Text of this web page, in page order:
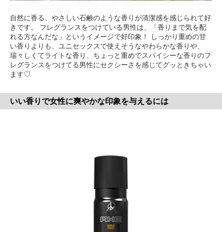
自然に香る、やさしい石鹸のような香りが清潔感を感じられて好
きです。 フレグランスをつけている男性は、「香りまで気を配
れる方なんだな」というイメージで好印象！ しっかり重めの甘
い香りよりも、ユニセックスで使えそうなやわらかな香りや、
瑞々しくてライトな香り、ちょっと重めでスパイシーな香りのフ
レグランスをつけてる男性にセクシーさを感じてグッときちゃい
ます♡
いい香りで女性に爽やかな印象を与えるには